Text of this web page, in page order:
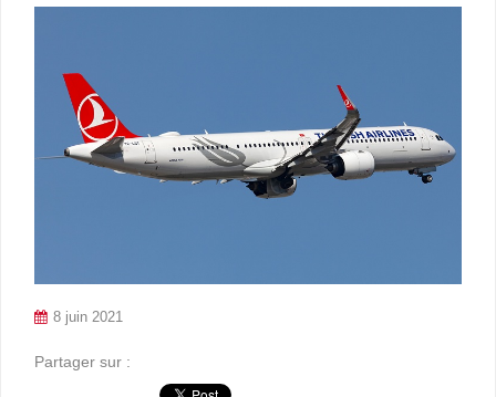
8 juin 2021
Partager sur :